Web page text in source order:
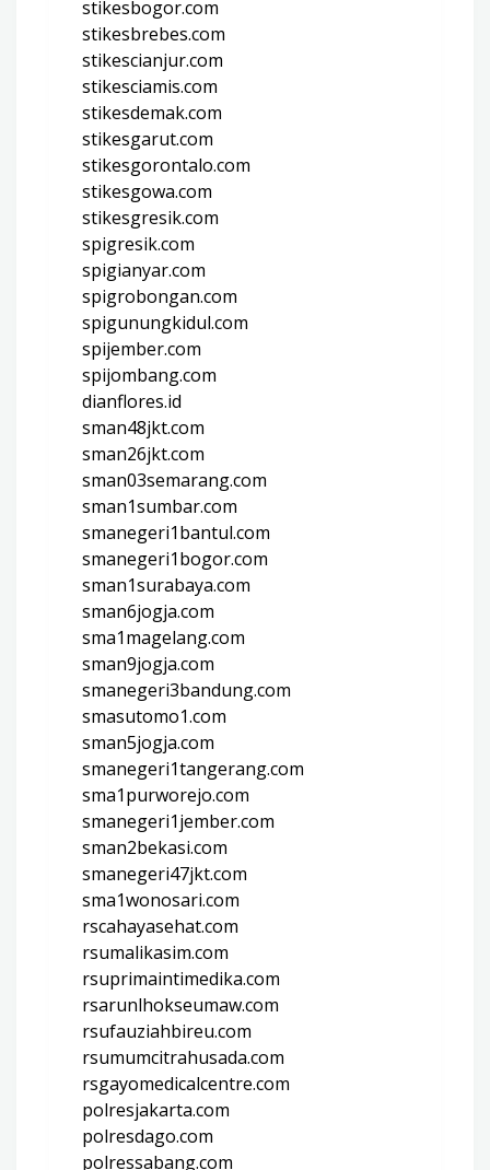
stikesbogor.com
stikesbrebes.com
stikescianjur.com
stikesciamis.com
stikesdemak.com
stikesgarut.com
stikesgorontalo.com
stikesgowa.com
stikesgresik.com
spigresik.com
spigianyar.com
spigrobongan.com
spigunungkidul.com
spijember.com
spijombang.com
dianflores.id
sman48jkt.com
sman26jkt.com
sman03semarang.com
sman1sumbar.com
smanegeri1bantul.com
smanegeri1bogor.com
sman1surabaya.com
sman6jogja.com
sma1magelang.com
sman9jogja.com
smanegeri3bandung.com
smasutomo1.com
sman5jogja.com
smanegeri1tangerang.com
sma1purworejo.com
smanegeri1jember.com
sman2bekasi.com
smanegeri47jkt.com
sma1wonosari.com
rscahayasehat.com
rsumalikasim.com
rsuprimaintimedika.com
rsarunlhokseumaw.com
rsufauziahbireu.com
rsumumcitrahusada.com
rsgayomedicalcentre.com
polresjakarta.com
polresdago.com
polressabang.com